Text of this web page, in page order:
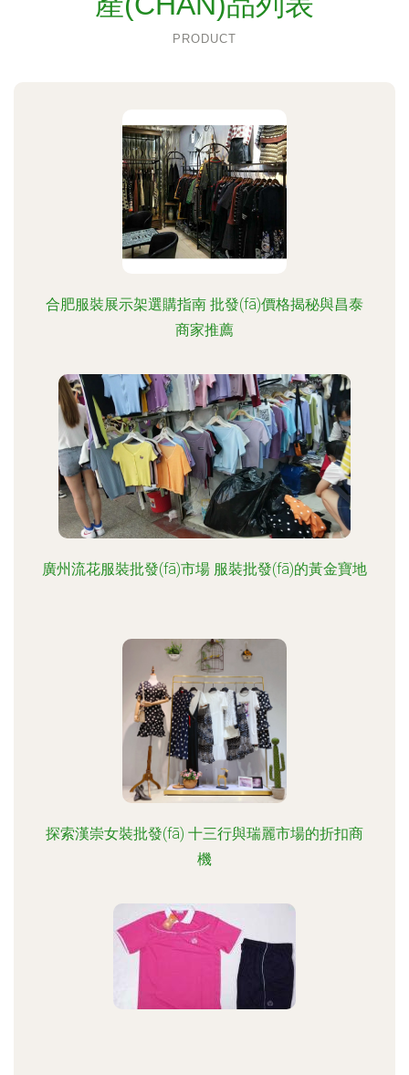
PRODUCT
合肥服裝展示架選購指南 批發(fā)價格揭秘與昌泰
商家推薦
廣州流花服裝批發(fā)市場 服裝批發(fā)的黃金寶地
探索漢崇女裝批發(fā) 十三行與瑞麗市場的折扣商
機